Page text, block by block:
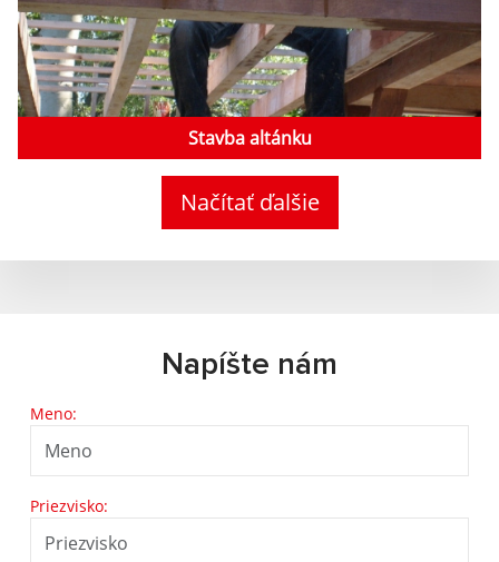
Stavba altánku
Načítať ďalšie
Napíšte nám
Meno:
Priezvisko: